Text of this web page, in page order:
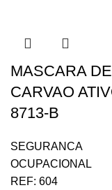
MASCARA DE
CARVAO
8713-B
SEGURANCA
OCUPACIONAL
REF: 604